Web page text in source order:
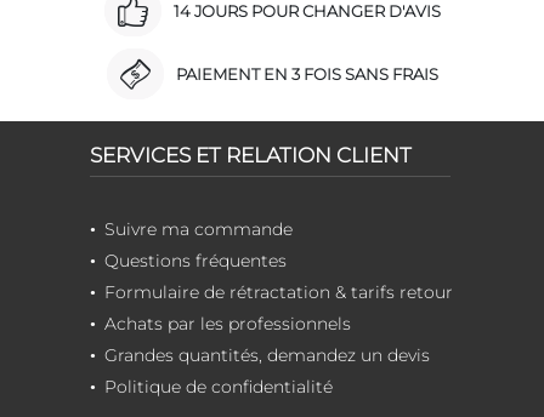
14 JOURS POUR CHANGER D'AVIS
PAIEMENT EN 3 FOIS SANS FRAIS
SERVICES ET RELATION CLIENT
Suivre ma commande
Questions fréquentes
Formulaire de rétractation & tarifs retour
Achats par les professionnels
Grandes quantités, demandez un devis
Politique de confidentialité